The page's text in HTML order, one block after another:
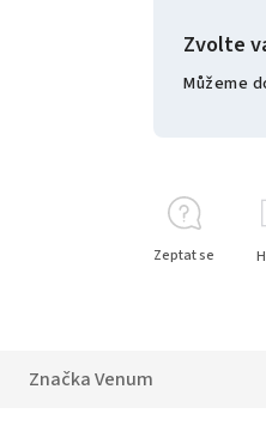
Zvolte
Můžeme
Zeptat se
ZnačkaVenum